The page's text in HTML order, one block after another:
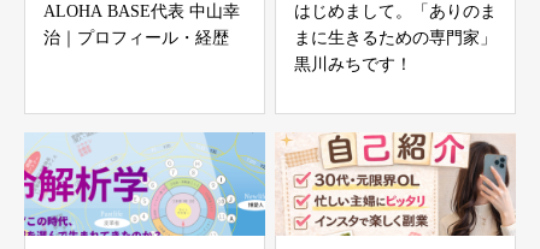
ALOHA BASE代表 中山幸
治｜プロフィール・経歴
はじめまして。「ありのま
まに生きるための専門家」
黒川みちです！